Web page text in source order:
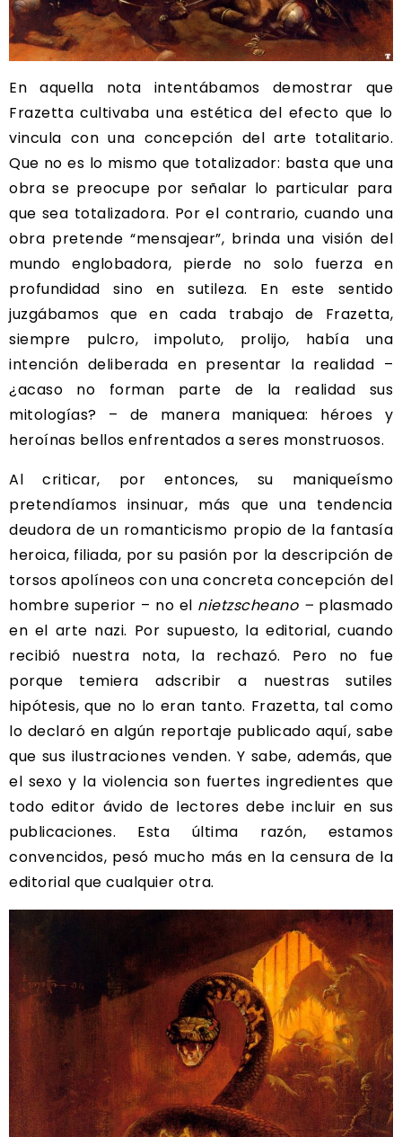
En aquella nota intentábamos demostrar que
Frazetta cultivaba una estética del efecto que lo
vincula con una concepción del arte totalitario.
Que no es lo mismo que totalizador: basta que una
obra se preocupe por señalar lo particular para
que sea totalizadora. Por el contrario, cuando una
obra pretende “mensajear”, brinda una visión del
mundo englobadora, pierde no solo fuerza en
profundidad sino en sutileza. En este sentido
juzgábamos que en cada trabajo de Frazetta,
siempre pulcro, impoluto, prolijo, había una
intención deliberada en presentar la realidad –
¿acaso no forman parte de la realidad sus
mitologías? – de manera maniquea: héroes y
heroínas bellos enfrentados a seres monstruosos.
Al criticar, por entonces, su maniqueísmo
pretendíamos insinuar, más que una tendencia
deudora de un romanticismo propio de la fantasía
heroica, filiada, por su pasión por la descripción de
torsos apolíneos con una concreta concepción del
hombre superior – no el nietzscheano – plasmado
en el arte nazi. Por supuesto, la editorial, cuando
recibió nuestra nota, la rechazó. Pero no fue
porque temiera adscribir a nuestras sutiles
hipótesis, que no lo eran tanto. Frazetta, tal como
lo declaró en algún reportaje publicado aquí, sabe
que sus ilustraciones venden. Y sabe, además, que
el sexo y la violencia son fuertes ingredientes que
todo editor ávido de lectores debe incluir en sus
publicaciones. Esta última razón, estamos
convencidos, pesó mucho más en la censura de la
editorial que cualquier otra.